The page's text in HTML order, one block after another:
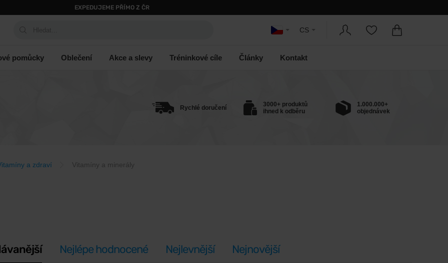
EXPEDUJEME PŘÍMO Z ČR
CS
pomůcky Oblečení Akce a slevy Tréninkové cíle Články Kontakt
Rychlé doručení
3000+ produktů
ihned k odběru
1.000.000+
objednávek
a zdraví Vitamíny a minerály
Nejlépe hodnocené Nejlevnější Nejnovější